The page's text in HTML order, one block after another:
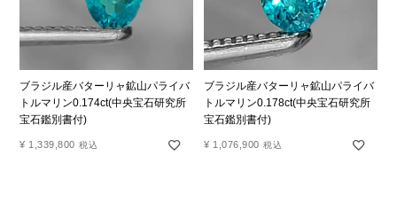
ブラジル産バターリャ鉱山パライバ
トルマリン0.174ct(中央宝石研究所
宝石鑑別書付)
¥ 1,339,800 税込
ブラジル産バターリャ鉱山パライバ
トルマリン0.178ct(中央宝石研究所
宝石鑑別書付)
¥ 1,076,900 税込